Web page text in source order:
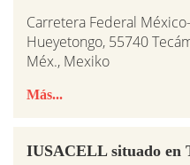
Carretera Federal
Hueyetongo, 55740
Méx., Mexiko
Más...
IUSACELL situado en